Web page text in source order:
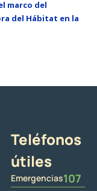
marco del
del Hábitat en la
Teléfonos
útiles
Emergencias107